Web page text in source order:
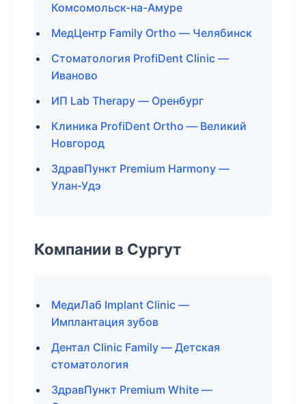
Комсомольск-на-Амуре
МедЦентр Family Ortho — Челябинск
Стоматология ProfiDent Clinic —
Иваново
ИП Lab Therapy — Оренбург
Клиника ProfiDent Ortho — Великий
Новгород
ЗдравПункт Premium Harmony —
Улан-Удэ
Компании в Сургут
МедиЛаб Implant Clinic —
Имплантация зубов
Дентал Clinic Family — Детская
стоматология
ЗдравПункт Premium White —